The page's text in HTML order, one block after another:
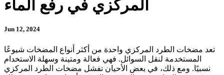
المركزي في رفع الماء
Jun 12, 2024
تعد مضخات الطرد المركزي واحدة من أكثر أنواع المضخات شيوعًا
المستخدمة لنقل السوائل. فهي فعالة ومتينة وسهلة الاستخدام
نسبيًا. ومع ذلك، في بعض الأحيان تفشل مضخات الطرد المركزي